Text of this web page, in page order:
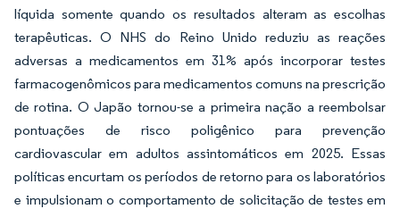
líquida somente quando os resultados alteram as escolhas
terapêuticas. O NHS do Reino Unido reduziu as reações
adversas a medicamentos em 31% após incorporar testes
farmacogenômicos para medicamentos comuns na prescrição
de rotina. O Japão tornou-se a primeira nação a reembolsar
pontuações de risco poligênico para prevenção
cardiovascular em adultos assintomáticos em 2025. Essas
políticas encurtam os períodos de retorno para os laboratórios
e impulsionam o comportamento de solicitação de testes em